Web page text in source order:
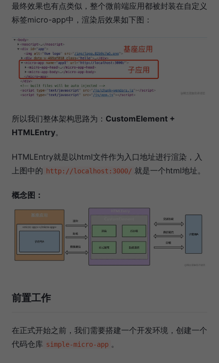
最终效果也有点类似，整个微前端应用都被封装在自定义
标签micro-app中，渲染后效果如下图：
所以我们整体架构思路为： CustomElement +
HTMLEntry。
HTMLEntry就是以html文件作为入口地址进行渲染，入
上图中的 http://localhost:3000/ 就是一个html地址。
概念图：
前置工作
在正式开始之前，我们需要搭建一个开发环境，创建一个
代码仓库 simple-micro-app 。